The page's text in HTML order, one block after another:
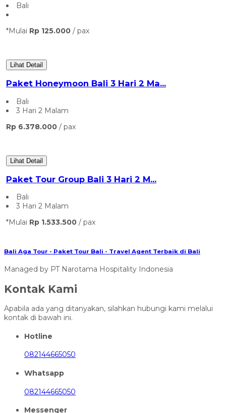
Bali
*Mulai Rp 125.000 / pax
Lihat Detail
Paket Honeymoon Bali 3 Hari 2 Ma...
Bali
3 Hari 2 Malam
Rp 6.378.000 / pax
Lihat Detail
Paket Tour Group Bali 3 Hari 2 M...
Bali
3 Hari 2 Malam
*Mulai Rp 1.533.500 / pax
Bali Aga Tour - Paket Tour Bali - Travel Agent Terbaik di Bali
Managed by PT Narotama Hospitality Indonesia
Kontak Kami
Apabila ada yang ditanyakan, silahkan hubungi kami melalui
kontak di bawah ini.
Hotline
082144665050
Whatsapp
082144665050
Messenger